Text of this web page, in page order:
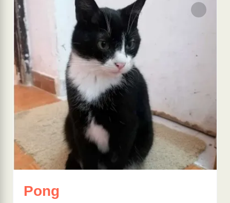
Pong